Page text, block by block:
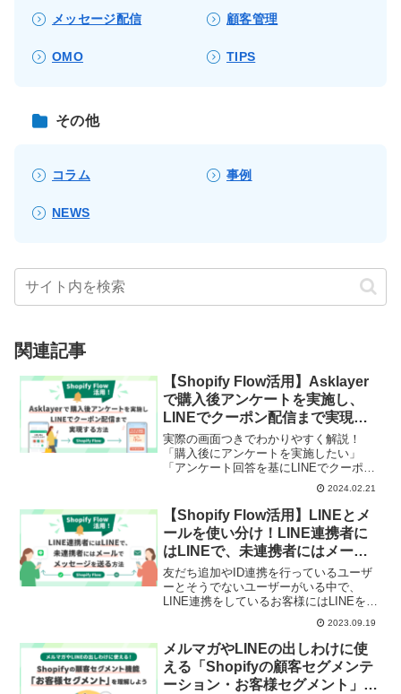
メッセージ配信 顧客管理
OMO TIPS
その他
コラム 事例
NEWS
関連記事
【Shopify Flow活用】Asklayer
で購入後アンケートを実施し、
LINEでクーポン配信まで実現す
る方法
実際の画面つきでわかりやすく解説！
「購入後にアンケートを実施したい」
「アンケート回答を基にLINEでクーポン
を配信したい」という方におすすめの記
事です。アンケートアプリ「Asklayer」
を使った購入後アンケートの実施方法
や、「Shopify Flow」とLINE連携アプリ
「CRM PLUS on LINE」を使って、アン
ケート回答者にLINEでクーポンコードを
配信する方法を解説します。
2024.02.21
【Shopify Flow活用】LINEとメ
ールを使い分け！LINE連携者に
はLINEで、未連携者にはメール
でメッセージを送る方法
友だち追加やID連携を行っているユーザ
ーとそうでないユーザーがいる中で、
LINE連携をしているお客様にはLINEを、
LINE連携をしていないお客様にはメール
を送信するワークフローを組む方法をご
紹介します。「Shopify Flow」もしくは
「Shopifyの自動化（オートメーション機
能）」の具体的な設定方法も解説！
2023.09.19
メルマガやLINEの出しわけに使
える「Shopifyの顧客セグメンテ
ーション・お客様セグメント」を